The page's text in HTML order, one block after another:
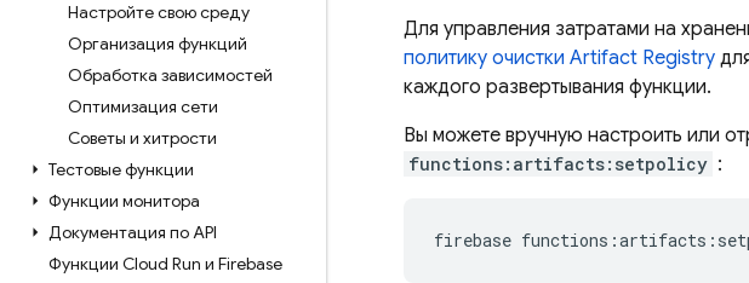
Настройте свою среду
Организация функций
Обработка зависимостей
Оптимизация сети
Советы и хитрости
Тестовые функции
Функции монитора
Документация по API
Функции Cloud Run и Firebase
Для управления затратами на
политику очистки Artifact Registry
каждого развертывания функции.
Вы можете вручную настроить или
functions:artifacts:setpolicy :
firebase